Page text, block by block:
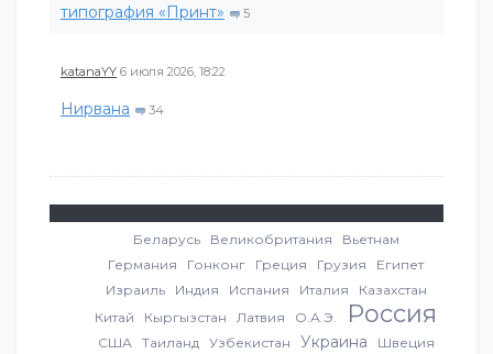
типография «Принт» 5
katanaYY 6 июля 2026, 18:22
Нирвана 34
Беларусь Великобритания
Вьетнам
Германия
Гонконг Греция Грузия
Египет
Израиль
Индия Испания Италия
Казахстан
Китай
Кыргызстан Латвия О.А.Э. Россия
США Таиланд Узбекистан Украина
Швеция